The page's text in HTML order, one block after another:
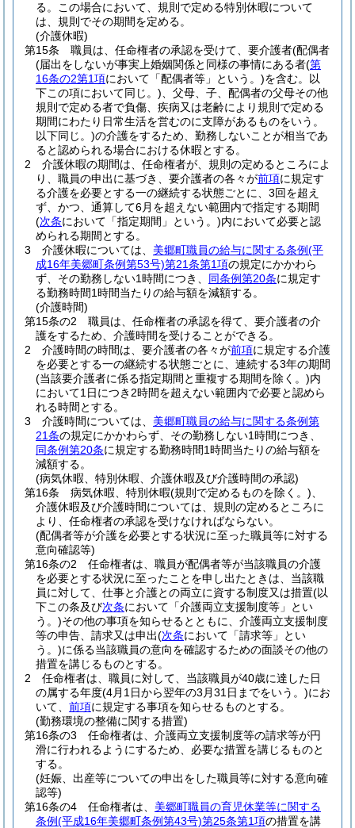
る。
この場合において、規則で定める特別休暇について
は、規則でその期間を定める。
(介護休暇)
第15条
職員は、任命権者の承認を受けて、要介護者(配偶者
(届出をしないが事実上婚姻関係と同様の事情にある者(第
16条の2第1項において「配偶者等」という。)を含む。以
下この項において同じ。) 、父母、子、配偶者の父母その他
規則で定める者で負傷、疾病又は老齢により規則で定める
期間にわたり日常生活を営むのに支障があるものをいう。
以下同じ。)の介護をするため、勤務しないことが相当であ
ると認められる場合における休暇とする。
2
介護休暇の期間は、任命権者が、規則の定めるところによ
り、職員の申出に基づき、要介護者の各々が前項に規定す
る介護を必要とする一の継続する状態ごとに、3回を超え
ず、かつ、通算して6月を超えない範囲内で指定する期間
(次条において「指定期間」という。)内において必要と認
められる期間とする。
3
介護休暇については、 美郷町職員の給与に関する条例(平
成16年美郷町条例第53号)第21条第1項の規定にかかわら
ず、その勤務しない1時間につき、 同条例第20条に規定す
る勤務時間1時間当たりの給与額を減額する。
(介護時間)
第15条の2
職員は、任命権者の承認を得て、要介護者の介
護をするため、介護時間を受けることができる。
2
介護時間の時間は、要介護者の各々が前項に規定する介護
を必要とする一の継続する状態ごとに、連続する3年の期間
(当該要介護者に係る指定期間と重複する期間を除く。)内
において1日につき2時間を超えない範囲内で必要と認めら
れる時間とする。
3
介護時間については、 美郷町職員の給与に関する条例第
21条の規定にかかわらず、その勤務しない1時間につき、
同条例第20条に規定する勤務時間1時間当たりの給与額を
減額する。
(病気休暇、特別休暇、介護休暇及び介護時間の承認)
第16条
病気休暇、特別休暇(規則で定めるものを除く。)
介護休暇及び介護時間については、規則の定めるところに
より、任命権者の承認を受けなければならない。
(配偶者等が介護を必要とする状況に至った職員等に対する
意向確認等)
第16条の2
任命権者は、職員が配偶者等が当該職員の介護
を必要とする状況に至ったことを申し出たときは、当該職
員に対して、仕事と介護との両立に資する制度又は措置(以
下この条及び次条において「介護両立支援制度等」とい
う。)その他の事項を知らせるとともに、介護両立支援制度
等の申告、請求又は申出(次条において「請求等」とい
う。)に係る当該職員の意向を確認するための面談その他の
措置を講じるものとする。
2
任命権者は、職員に対して、当該職員が40歳に達した日
の属する年度(4月1日から翌年の3月31日までをいう。)にお
いて、 前項に規定する事項を知らせるものとする。
(勤務環境の整備に関する措置)
第16条の3
任命権者は、介護両立支援制度等の請求等が円
滑に行われるようにするため、必要な措置を講じるものと
する。
(妊娠、出産等についての申出をした職員等に対する意向確
認等)
第16条の4
任命権者は、 美郷町職員の育児休業等に関する
条例(平成16年美郷町条例第43号)第25条第1項の措置を講